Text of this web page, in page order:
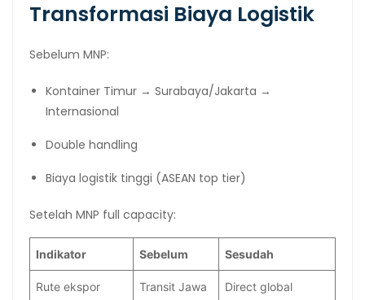
Transformasi Biaya Logistik
Sebelum MNP:
Kontainer Timur → Surabaya/Jakarta →
Internasional
Double handling
Biaya logistik tinggi (ASEAN top tier)
Setelah MNP full capacity:
Indikator Sebelum Sesudah
Rute ekspor Transit Jawa Direct global